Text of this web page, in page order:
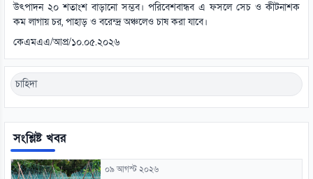
উৎপাদন ২০ শতাংশ বাড়ানো সম্ভব। পরিবেশবান্ধব এ ফসলে সেচ ও কীটনাশক
কম লাগায় চর, পাহাড় ও বরেন্দ্র অঞ্চলেও চাষ করা যাবে।
কেএমএএ/আপ্র/১০.০৫.২০২৬
চাহিদা
সংশ্লিষ্ট খবর
০৯ আগস্ট ২০২৬